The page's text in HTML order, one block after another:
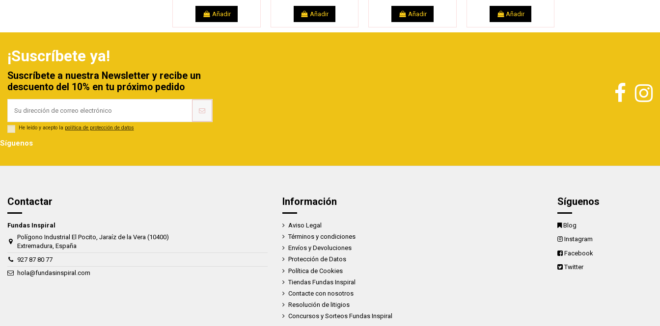
Añadir Añadir Añadir Añadir
¡Suscríbete ya!
Suscríbete a nuestra Newsletter y recibe un
descuento del 10% en tu próximo pedido
He leído y acepto la política de protección de datos
Síguenos
Contactar
Fundas Inspiral
Polígono Industrial El Pocito, Jaraíz de la Vera (10400)
Extremadura, España
927 87 80 77
hola@fundasinspiral.com
Información
Aviso Legal
Términos y condiciones
Envíos y Devoluciones
Protección de Datos
Política de Cookies
Tiendas Fundas Inspiral
Contacte con nosotros
Resolución de litigios
Concursos y Sorteos Fundas Inspiral
Síguenos
Blog
Instagram
Facebook
Twitter